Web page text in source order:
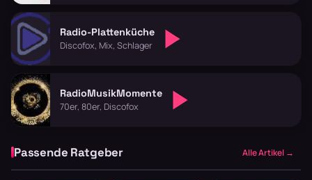
Radio-Plattenküche
Discofox, Mix, Schlager
RadioMusikMomente
70er, 80er, Discofox
Passende Ratgeber Alle Artikel →